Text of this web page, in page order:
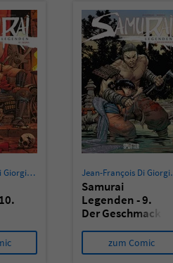
Jean-François Di Giorgio, Cristina Mormile
Samurai
Legenden - 9.
Der Geschmack
zum Comic